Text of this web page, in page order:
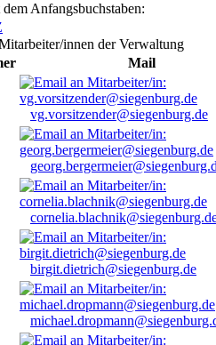
Anfangsbuchstaben:
innen der Verwaltung
Mail
vg.vorsitzender@siegenburg.de
birgit.dietrich@siegenburg.de